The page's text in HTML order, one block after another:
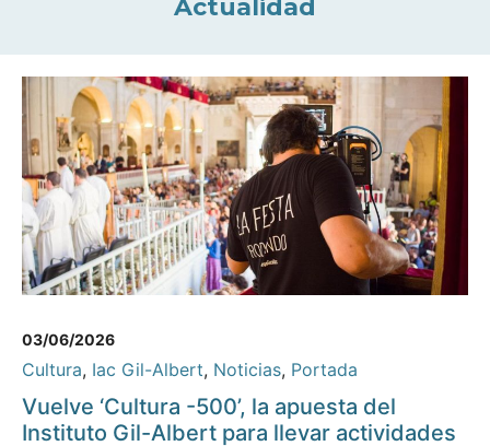
Actualidad
03/06/2026
Cultura, Iac Gil-Albert, Noticias, Portada
Vuelve ‘Cultura -500’, la apuesta del
Instituto Gil-Albert para llevar actividades